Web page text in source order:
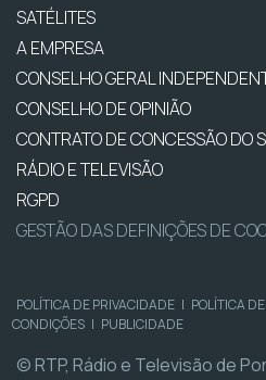
SATÉLITES
A EMPRESA
CONSELHO GERAL
CONSELHO DE OPINIÃO
CONTRATO DE CONCESSÃO DO
RÁDIO E TELEVISÃO
RGPD
GESTÃO DAS DEFINIÇÕES DE
POLÍTICA DE PRIVACIDADE | POLÍTICA
CONDIÇÕES | PUBLICIDADE
© RTP, Rádio e Televisão de